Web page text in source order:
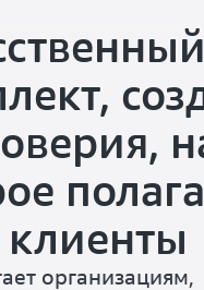
организациям,